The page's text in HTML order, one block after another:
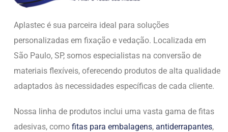
Aplastec é sua parceira ideal para soluções
personalizadas em fixação e vedação. Localizada em
São Paulo, SP, somos especialistas na conversão de
materiais flexíveis, oferecendo produtos de alta qualidade
adaptados às necessidades específicas de cada cliente.
Nossa linha de produtos inclui uma vasta gama de fitas
adesivas, como fitas para embalagens, antiderrapantes,